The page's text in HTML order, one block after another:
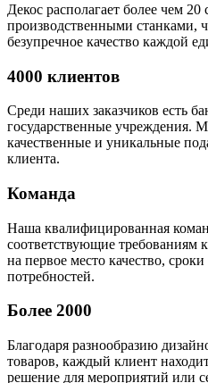
Декос располагает более чем
производственными станками,
безупречное качество каждой
4000 клиентов
Среди наших заказчиков есть
государственные учреждения.
качественные и уникальные
клиента.
Команда
Наша квалифицированная
соответствующие требованиям
на первое место качество,
потребностей.
Более 2000
Благодаря разнообразию
товаров, каждый клиент
решение для мероприятий или